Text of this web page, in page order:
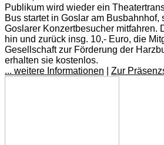
Publikum wird wieder ein
Bus startet in Goslar am Busbahnhof,
Goslarer Konzertbesucher mitfahren.
hin und zurück insg. 10,- Euro, die
Gesellschaft zur Förderung der
erhalten sie kostenlos.
... weitere Informationen
Zur